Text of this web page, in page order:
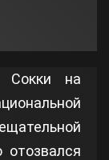
Сокки на
отозвался